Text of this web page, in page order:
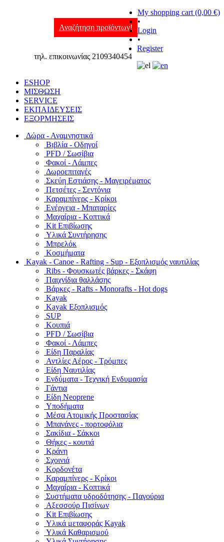
Αναζήτηση προϊόντων!
τηλ. επικοινωνίας 2109340454
My shopping cart (0,00 €)
•
Login
•
Register
ESHOP
ΜΙΣΘΩΣΗ
SERVICE
ΕΚΠΑΙΔΕΥΣΕΙΣ
ΕΞΟΡΜΗΣΕΙΣ
Δώρα - Αναμνηστικά
Βιβλία - Οδηγοί
PFD / Σωσίβια
Φακοί - Λάμπες
Δωροεπιταγές
Σκεύη Εστιάσης - Μαγειρέματος
Πετσέτες - Σεντόνια
Καραμπίνερς - Κρίκοι
Ενέργεια - Μπαταρίες
Μαχαίρια - Κοπτικά
Kit Επιβίωσης
Υλικά Συντήρησης
Μπρελόκ
Κοσμήματα
Kayak - Canoe - Rafting - Sup - Εξοπλισμός ναυτιλίας
Ribs - Φουσκωτές βάρκες - Σκάφη
Παιχνίδια θαλλάσης
Βάρκες - Rafts - Monorafts - Hot dogs
Kayak
Kayak Εξοπλισμός
SUP
Κουπιά
PFD / Σωσίβια
Φακοί - Λάμπες
Είδη Παραλίας
Αντλίες Αέρος - Τρόμπες
Είδη Ναυτιλίας
Ενδύματα - Τεχνική Ενδυμασία
Γάντια
Είδη Neoprene
Υποδήματα
Μέσα Ατομικής Προστασίας
Μπανάνες - πορτοφόλια
Σακίδια - Σάκκοι
Θήκες - κουτιά
Κράνη
Σχοινιά
Κορδονέτα
Καραμπίνερς - Κρίκοι
Μαχαίρια - Κοπτικά
Συστήματα υδροδότησης - Παγούρια
Αξεσσούρ Πισίνων
Kit Επιβίωσης
Υλικά μεταφοράς Kayak
Υλικά Καθαρισμού